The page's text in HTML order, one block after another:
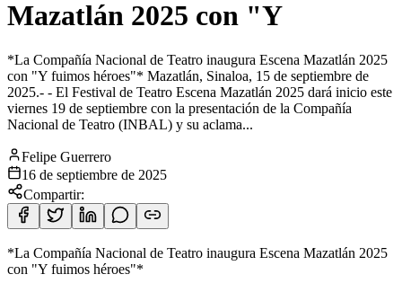
Mazatlán 2025 con "Y
*La Compañía Nacional de Teatro inaugura Escena Mazatlán 2025
con "Y fuimos héroes"* Mazatlán, Sinaloa, 15 de septiembre de
2025.- - El Festival de Teatro Escena Mazatlán 2025 dará inicio este
viernes 19 de septiembre con la presentación de la Compañía
Nacional de Teatro (INBAL) y su aclama...
Felipe Guerrero
16 de septiembre de 2025
Compartir:
*La Compañía Nacional de Teatro inaugura Escena Mazatlán 2025
con "Y fuimos héroes"*